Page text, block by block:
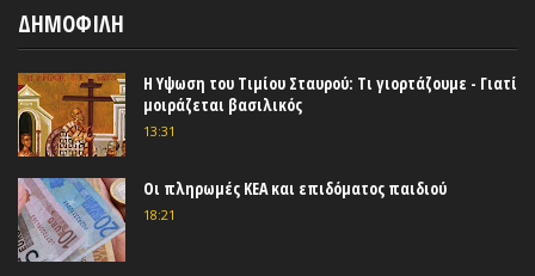
ΔΗΜΟΦΙΛΗ
Η Υψωση του Τιμίου Σταυρού: Τι γιορτάζουμε - Γιατί
μοιράζεται βασιλικός
13:31
Οι πληρωμές ΚΕΑ και επιδόματος παιδιού
18:21